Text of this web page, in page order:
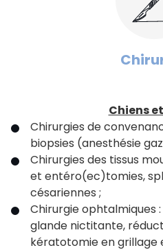
Chiens
Chirurgies de
biopsies (anesthésie
Chirurgies des tissus
et entéro(ec)tomies,
césariennes ;
Chirurgie ophtalmiques
glande nictitante,
kératotomie en grillage